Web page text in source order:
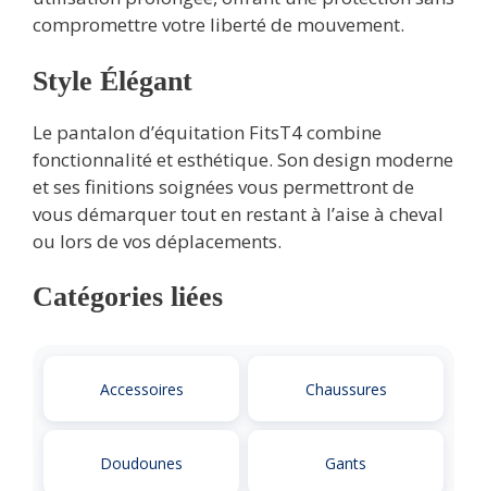
compromettre votre liberté de mouvement.
Style Élégant
Le pantalon d’équitation FitsT4 combine
fonctionnalité et esthétique. Son design moderne
et ses finitions soignées vous permettront de
vous démarquer tout en restant à l’aise à cheval
ou lors de vos déplacements.
Catégories liées
Accessoires Chaussures
Doudounes Gants